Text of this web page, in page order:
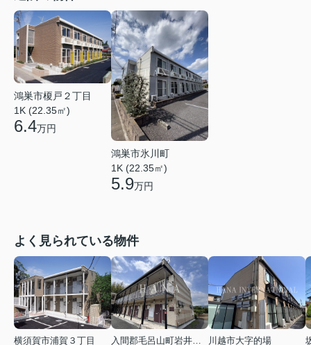
鴻巣市榎戸２丁目
1K (22.35㎡)
6.4万円
鴻巣市氷川町
1K (22.35㎡)
5.9万円
よく見られている物件
横須賀市浦賀３丁目
川越市大字的場